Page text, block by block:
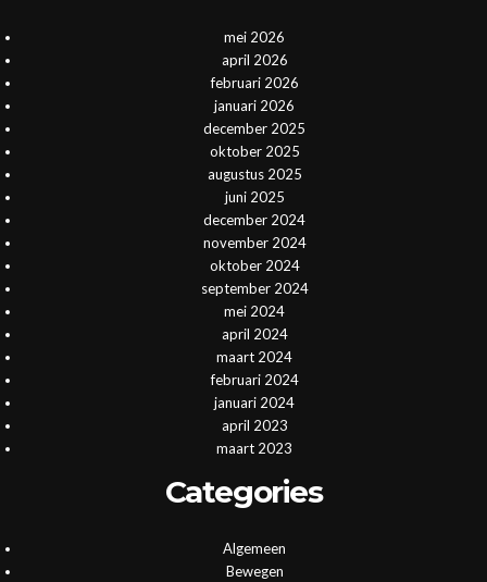
mei 2026
april 2026
februari 2026
januari 2026
december 2025
oktober 2025
augustus 2025
juni 2025
december 2024
november 2024
oktober 2024
september 2024
mei 2024
april 2024
maart 2024
februari 2024
januari 2024
april 2023
maart 2023
Categories
Algemeen
Bewegen